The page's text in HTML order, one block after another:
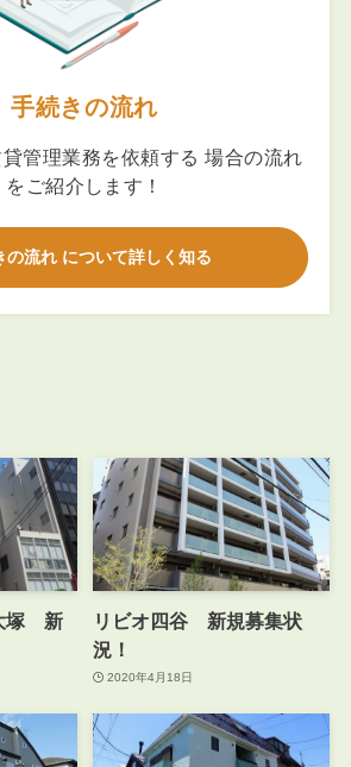
手続きの流れ
管理業務を依頼する 場合の流れ
をご紹介します！
の流れ について詳しく知る
塚 新
リビオ四谷 新規募集状
況！
2020年4月18日